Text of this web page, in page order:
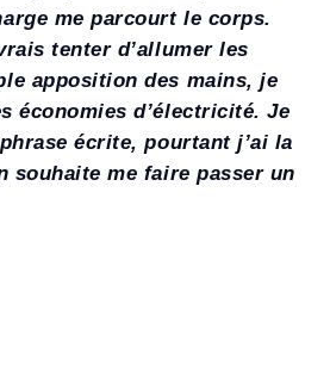
me parcourt le corps.
tenter d’allumer les
apposition des mains, je
économies d’électricité. Je
écrite, pourtant j’ai la
souhaite me faire passer un